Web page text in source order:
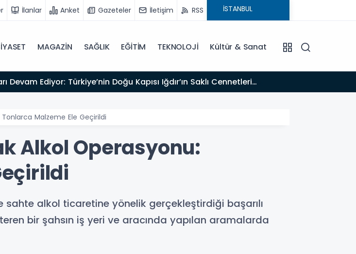
İlanlar Anket Gazeteler İletişim RSS
MAGAZİN SAĞLIK EĞİTİM TEKNOLOJİ Kültür & Sanat
Malzeme Ele Geçirildi
Alkol Operasyonu:
alkol ticaretine yönelik gerçekleştirdiği başarılı
bir şahsın iş yeri ve aracında yapılan aramalarda